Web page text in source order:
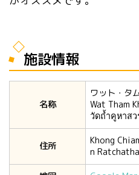
施設情報
名称
ワット・タ
Wat Tham
วัดถ้ำคูหาสว
住所
Khong
n